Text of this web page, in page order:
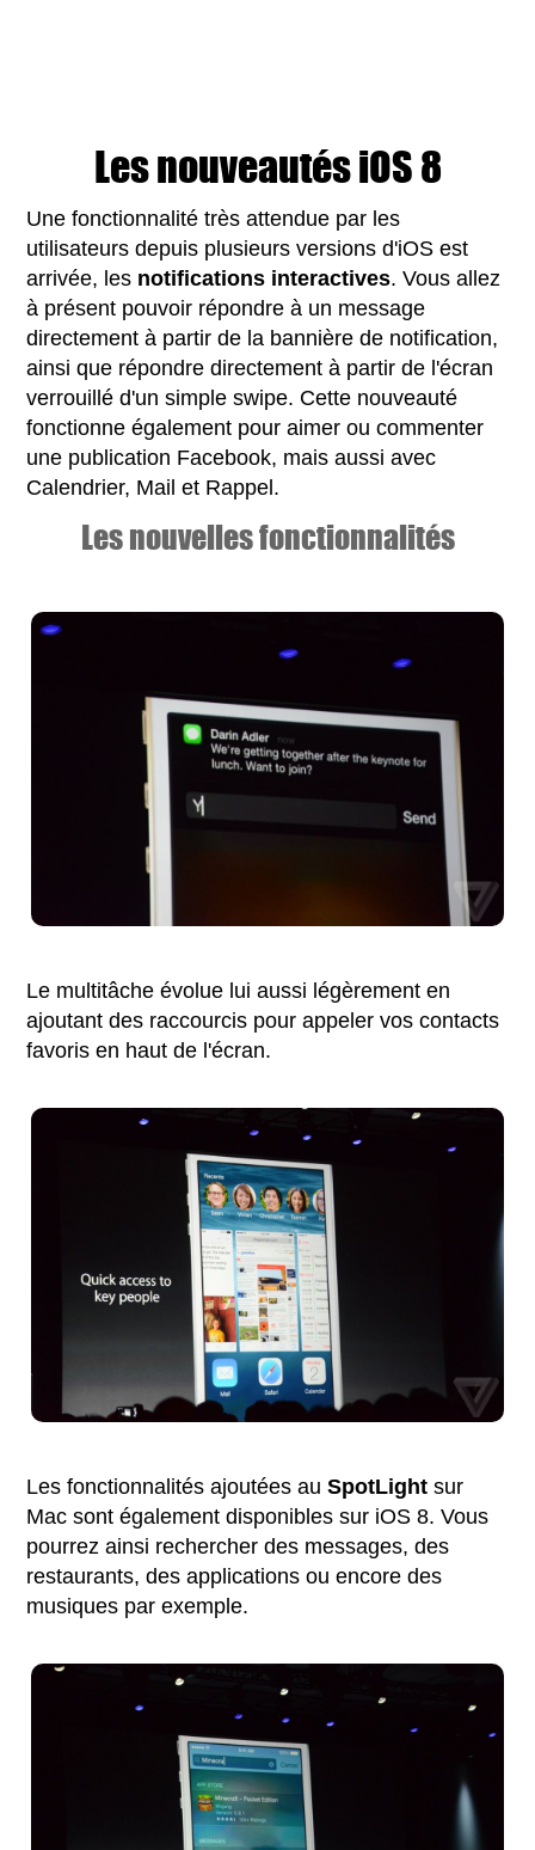
Les nouveautés iOS 8
Une fonctionnalité très attendue par les
utilisateurs depuis plusieurs versions d'iOS est
arrivée, les notifications interactives. Vous allez
à présent pouvoir répondre à un message
directement à partir de la bannière de notification,
ainsi que répondre directement à partir de l'écran
verrouillé d'un simple swipe. Cette nouveauté
fonctionne également pour aimer ou commenter
une publication Facebook, mais aussi avec
Calendrier, Mail et Rappel.
Les nouvelles fonctionnalités
Le multitâche évolue lui aussi légèrement en
ajoutant des raccourcis pour appeler vos contacts
favoris en haut de l'écran.
Les fonctionnalités ajoutées auSpotLight sur
Mac sont également disponibles sur iOS 8. Vous
pourrez ainsi rechercher des messages, des
restaurants, des applications ou encore des
musiques par exemple.